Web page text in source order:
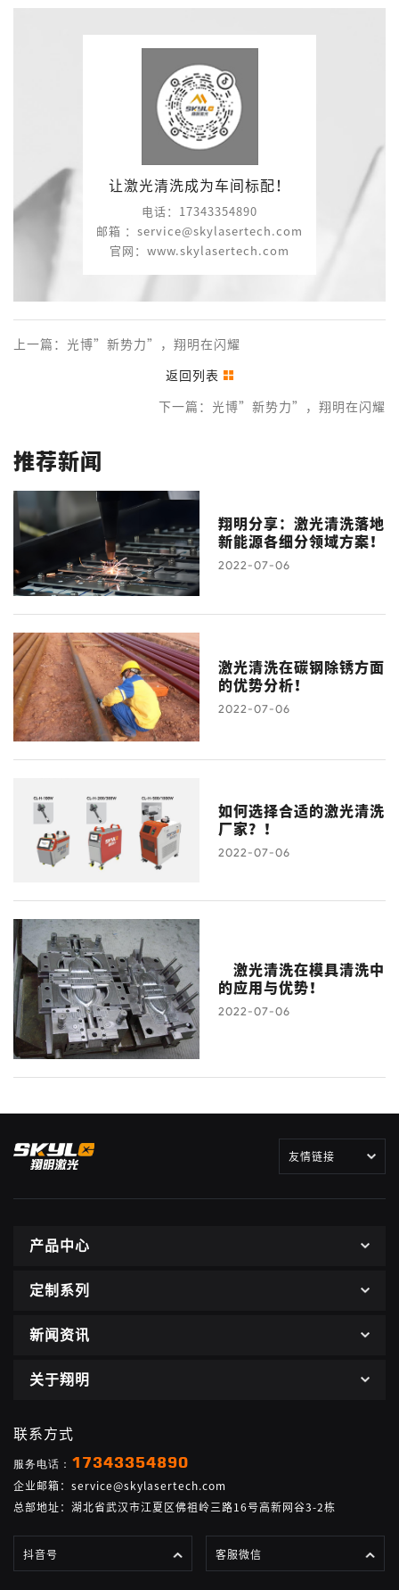
让激光清洗成为车间标配！
电话：17343354890
邮箱 ：service@skylasertech.com
官网：www.skylasertech.com
上一篇：光博”新势力”，翔明在闪耀
返回列表
下一篇：光博”新势力”，翔明在闪耀
推荐新闻
翔明分享：激光清洗落地
新能源各细分领域方案！
2022-07-06
激光清洗在碳钢除锈方面
的优势分析！
2022-07-06
如何选择合适的激光清洗
厂家？！
2022-07-06
激光清洗在模具清洗中
的应用与优势！
2022-07-06
友情链接
产品中心
定制系列
新闻资讯
关于翔明
联系方式
服务电话： 17343354890
企业邮箱：service@skylasertech.com
总部地址：湖北省武汉市江夏区佛祖岭三路16号高新网谷3-2栋
抖音号 客服微信